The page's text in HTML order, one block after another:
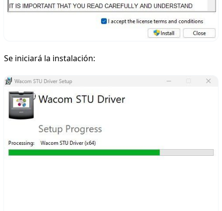
Se iniciará la instalación: